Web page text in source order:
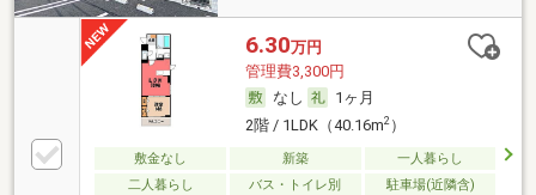
6.30万円
管理費3,300円
なし
1ヶ月
2階 / 1LDK（40.16m2）
敷金なし 新築
一人暮らし
二人暮らし
バス・トイレ別 駐車場(近隣含)